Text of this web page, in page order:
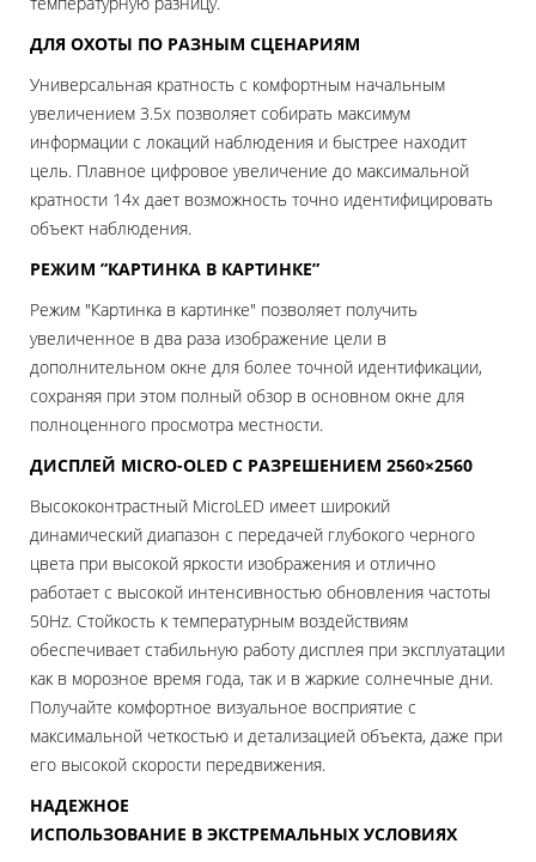
ДЛЯ ОХОТЫ ПО РАЗНЫМ СЦЕНАРИЯМ
Универсальная кратность с комфортным начальным
увеличением 3.5x позволяет собирать максимум
информации с локаций наблюдения и быстрее находит
цель. Плавное цифровое увеличение до максимальной
кратности 14x дает возможность точно идентифицировать
объект наблюдения.
РЕЖИМ ”КАРТИНКА В КАРТИНКЕ”
Режим "Картинка в картинке" позволяет получить
увеличенное в два раза изображение цели в
дополнительном окне для более точной идентификации,
сохраняя при этом полный обзор в основном окне для
полноценного просмотра местности.
ДИСПЛЕЙ MICRO-OLED С РАЗРЕШЕНИЕМ 2560×2560
Высококонтрастный MicroLED имеет широкий
динамический диапазон с передачей глубокого черного
цвета при высокой яркости изображения и отлично
работает с высокой интенсивностью обновления частоты
50Hz. Стойкость к температурным воздействиям
обеспечивает стабильную работу дисплея при эксплуатации
как в морозное время года, так и в жаркие солнечные дни.
Получайте комфортное визуальное восприятие с
максимальной четкостью и детализацией объекта, даже при
его высокой скорости передвижения.
НАДЕЖНОЕ
ИСПОЛЬЗОВАНИЕ В ЭКСТРЕМАЛЬНЫХ УСЛОВИЯХ